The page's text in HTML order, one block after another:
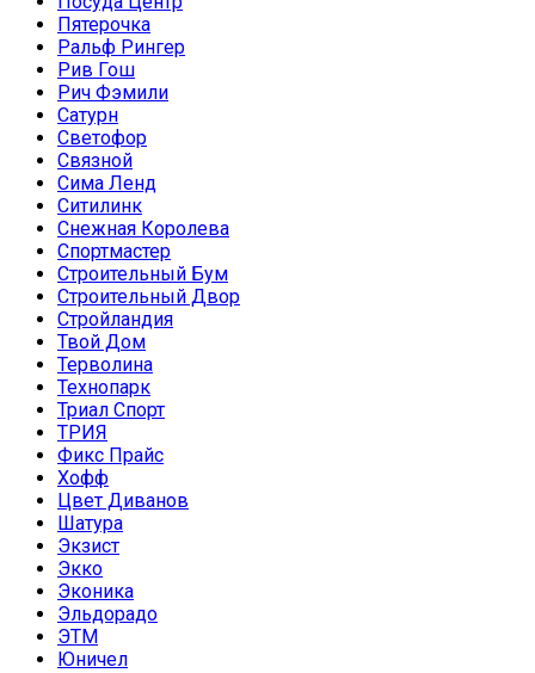
Пятерочка
Ральф Рингер
Рив Гош
Рич Фэмили
Сатурн
Светофор
Связной
Сима Ленд
Ситилинк
Снежная Королева
Спортмастер
Строительный Бум
Строительный Двор
Стройландия
Твой Дом
Терволина
Технопарк
Триал Спорт
ТРИЯ
Фикс Прайс
Хофф
Цвет Диванов
Шатура
Экзист
Экко
Эконика
Эльдорадо
ЭТМ
Юничел